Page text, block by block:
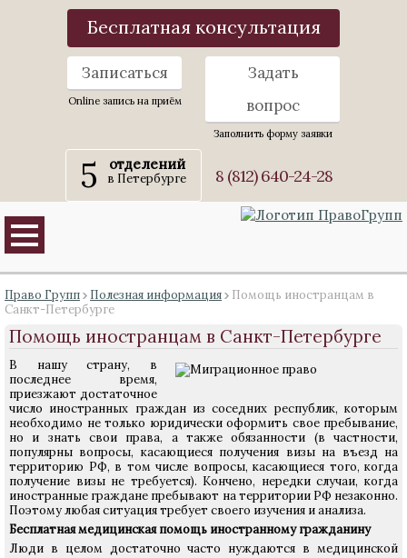
Бесплатная консультация
Записаться
Online запись на приём
Задать
вопрос
Заполнить форму заявки
5 отделений
в Петербурге 8 (812) 640-24-28
Право Групп Полезная информация
Помощь иностранцам в
Санкт-Петербурге
Помощь иностранцам в Санкт-Петербурге
В нашу страну, в
последнее время,
приезжают достаточное
число иностранных граждан из соседних республик, которым
необходимо не только юридически оформить свое пребывание,
но и знать свои права, а также обязанности (в частности,
популярны вопросы, касающиеся получения визы на въезд на
территорию РФ, в том числе вопросы, касающиеся того, когда
получение визы не требуется). Кончено, нередки случаи, когда
иностранные граждане пребывают на территории РФ незаконно.
Поэтому любая ситуация требует своего изучения и анализа.
Бесплатная медицинская помощь иностранному гражданину
Люди в целом достаточно часто нуждаются в медицинской